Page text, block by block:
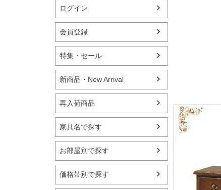
ログイン
会員登録
特集・セール
新商品・New Arrival
再入荷商品
家具名で探す
お部屋別で探す
価格帯別で探す